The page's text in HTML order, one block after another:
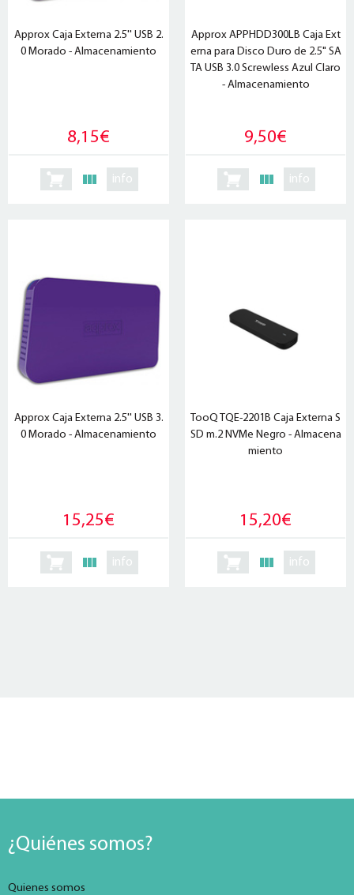
Approx Caja Externa 2.5'' USB 2.
0 Morado - Almacenamiento
8,15€
info
Approx APPHDD300LB Caja Ext
erna para Disco Duro de 2.5" SA
TA USB 3.0 Screwless Azul Claro
- Almacenamiento
9,50€
info
Approx Caja Externa 2.5'' USB 3.
0 Morado - Almacenamiento
15,25€
info
TooQ TQE-2201B Caja Externa S
SD m.2 NVMe Negro - Almacena
miento
15,20€
info
¿Quiénes somos?
Quienes somos